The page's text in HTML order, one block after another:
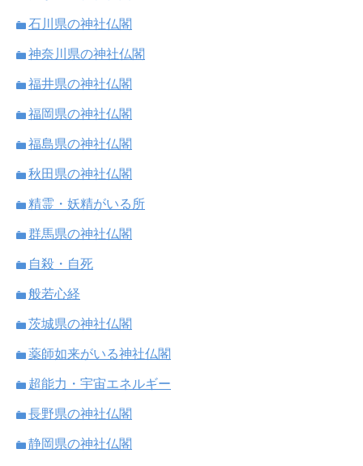
石川県の神社仏閣
神奈川県の神社仏閣
福井県の神社仏閣
福岡県の神社仏閣
福島県の神社仏閣
秋田県の神社仏閣
精霊・妖精がいる所
群馬県の神社仏閣
自殺・自死
般若心経
茨城県の神社仏閣
薬師如来がいる神社仏閣
超能力・宇宙エネルギー
長野県の神社仏閣
静岡県の神社仏閣